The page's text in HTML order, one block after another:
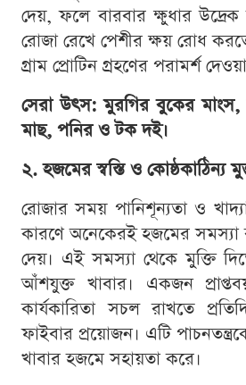
দেয়, ফলে বারবার ক্ষুধার
রোজা রেখে পেশীর ক্ষয় রোধ
গ্রাম প্রোটিন গ্রহণের পরামর্শ
সেরা উৎস: মুরগির বুকের মাংস,
মাছ, পনির ও টক দই।
২. হজমের স্বস্তি ও কোষ্ঠকাঠিন্য
রোজার সময় পানিশূন্যতা ও
কারণে অনেকেরই হজমের সমস্যা
দেয়। এই সমস্যা থেকে মুক্তি
আঁশযুক্ত খাবার। একজন
কার্যকারিতা সচল রাখতে
ফাইবার প্রয়োজন। এটি
খাবার হজমে সহায়তা করে।